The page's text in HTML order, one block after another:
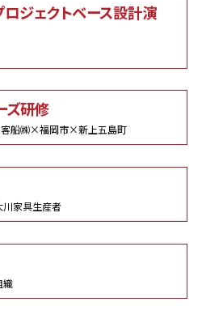
ジェクトベース設計演
ズ研修
船㈱×福岡市×新上五島町
家具生産者
織